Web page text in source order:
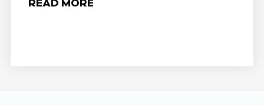
READ MORE